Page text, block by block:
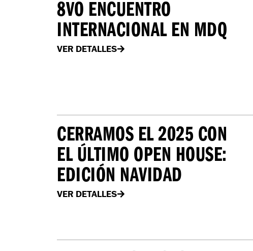
8VO ENCUENTRO
INTERNACIONAL EN MDQ
VER DETALLES
CERRAMOS EL 2025 CON
EL ÚLTIMO OPEN HOUSE:
EDICIÓN NAVIDAD
VER DETALLES